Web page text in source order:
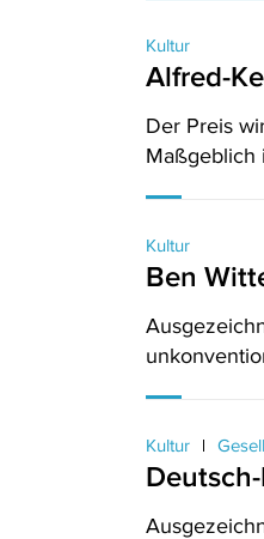
Kultur
Alfred-
Der Preis
Maßgeblich
Kultur
Ben
Kultur